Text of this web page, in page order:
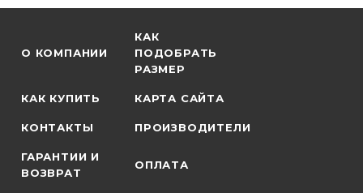
О КОМПАНИИ
КАК
ПОДОБРАТЬ
РАЗМЕР
КАК КУПИТЬ КАРТА САЙТА
КОНТАКТЫ ПРОИЗВОДИТЕЛИ
ГАРАНТИИ И
ВОЗВРАТ
ОПЛАТА